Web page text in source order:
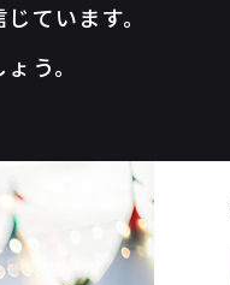
ています。
う。